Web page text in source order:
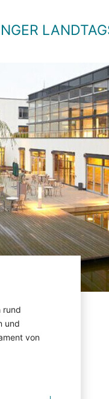
rund
und
von